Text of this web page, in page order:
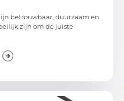
betrouwbaar, duurzaam en
zijn om de juiste